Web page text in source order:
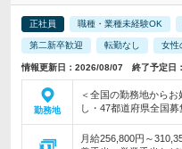
正社員 職種・業種未経験OK
第二新卒歓迎 転勤なし 女性
情報更新日：2026/08/07 終了予定日
勤務地
＜全国の勤務地から
し・47都道府県全国
月給256,800円～